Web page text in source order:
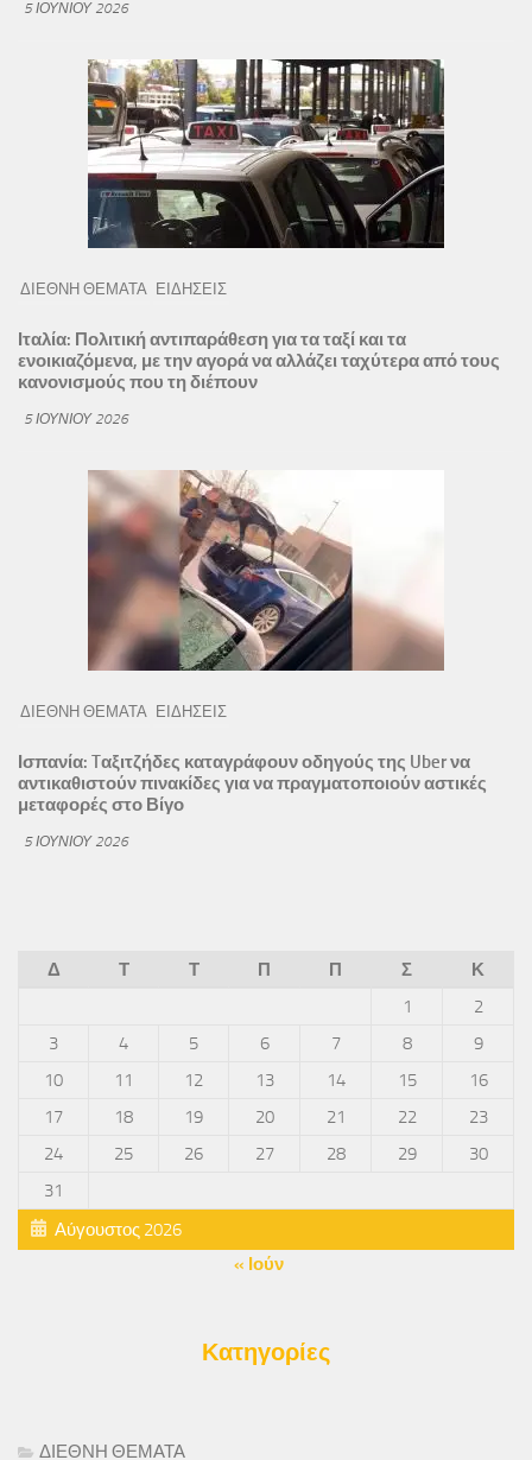
5 ΙΟΥΝΊΟΥ 2026
ΔΙΕΘΝΗ ΘΕΜΑΤΑ ΕΙΔΗΣΕΙΣ
Ιταλία: Πολιτική αντιπαράθεση για τα ταξί και τα
ενοικιαζόμενα, με την αγορά να αλλάζει ταχύτερα από τους
κανονισμούς που τη διέπουν
5 ΙΟΥΝΊΟΥ 2026
ΔΙΕΘΝΗ ΘΕΜΑΤΑ ΕΙΔΗΣΕΙΣ
Ισπανία: Tαξιτζήδες καταγράφουν οδηγούς της Uber να
αντικαθιστούν πινακίδες για να πραγματοποιούν αστικές
μεταφορές στο Βίγο
5 ΙΟΥΝΊΟΥ 2026
Αύγουστος 2026
Δ Τ Τ Π Π Σ
Κ
1
2
3
4 5 6 7 8
9
10
11 12 13 14 15
16
17
18 19 20 21 22
23
24
25 26 27 28 29
30
31
« Ιούν
Κατηγορίες
ΔΙΕΘΝΗ ΘΕΜΑΤΑ